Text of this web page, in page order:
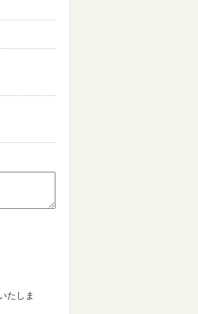
たしま